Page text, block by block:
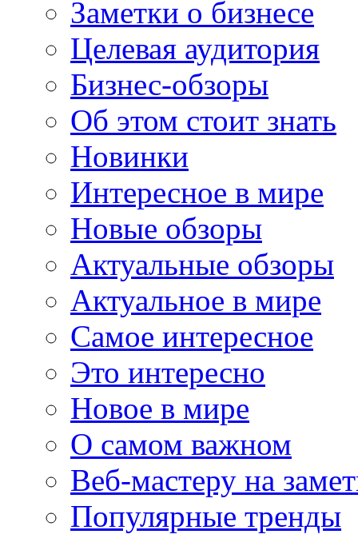
Заметки о бизнесе
Целевая аудитория
Бизнес-обзоры
Об этом стоит знать
Новинки
Интересное в мире
Новые обзоры
Актуальные обзоры
Актуальное в мире
Самое интересное
Это интересно
Новое в мире
О самом важном
Веб-мастеру на
Популярные тренды